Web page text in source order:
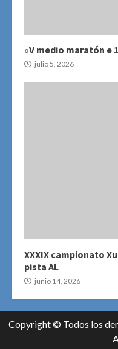
«V medio maratón e
julio 5, 2026
XXXIX campionato
pista AL
junio 14, 2026
Copyright © Todos los